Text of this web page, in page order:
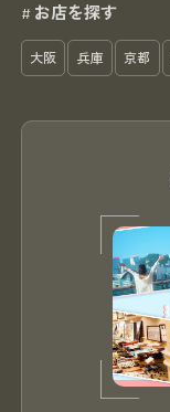
# お店を探す
大阪 兵庫 京都